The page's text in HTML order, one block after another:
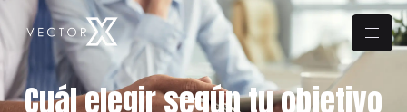
Cuál elegir según tu objetivo